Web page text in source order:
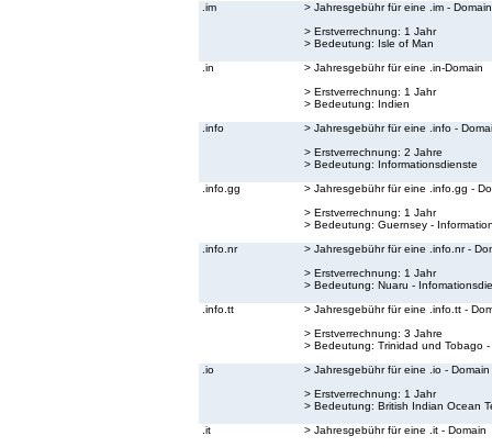
.im
> Jahresgebühr für eine .im - Domain
> Erstverrechnung: 1 Jahr
> Bedeutung: Isle of Man
.in
> Jahresgebühr für eine .in-Domain
> Erstverrechnung: 1 Jahr
> Bedeutung: Indien
.info
> Jahresgebühr für eine .info -
> Erstverrechnung: 2 Jahre
> Bedeutung: Informationsdienste
.info.gg
> Jahresgebühr für eine .info.gg -
> Erstverrechnung: 1 Jahr
> Bedeutung: Guernsey -
.info.nr
> Jahresgebühr für eine .info.nr -
> Erstverrechnung: 1 Jahr
> Bedeutung: Nuaru -
.info.tt
> Jahresgebühr für eine .info.tt -
> Erstverrechnung: 3 Jahre
> Bedeutung: Trinidad und Tobago
.io
> Jahresgebühr für eine .io - Domain
> Erstverrechnung: 1 Jahr
> Bedeutung: British Indian Ocean
.it
> Jahresgebühr für eine .it - Domain